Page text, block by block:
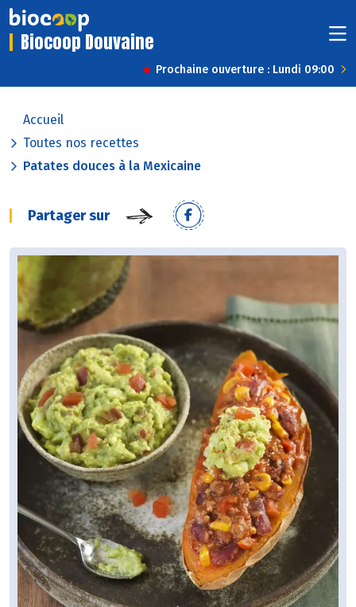
Biocoop Douvaine
Prochaine ouverture : Lundi 09:00
Accueil
Toutes nos recettes
Patates douces à la Mexicaine
Partager sur